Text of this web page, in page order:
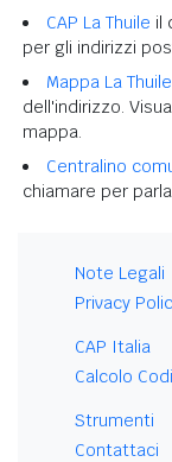
CAP La Thuile il
per gli indirizzi
Mappa La Thuile
dell'indirizzo.
mappa.
Centralino
chiamare per
Note Legali
Privacy
CAP Italia
Calcolo
Strumenti
Contattaci